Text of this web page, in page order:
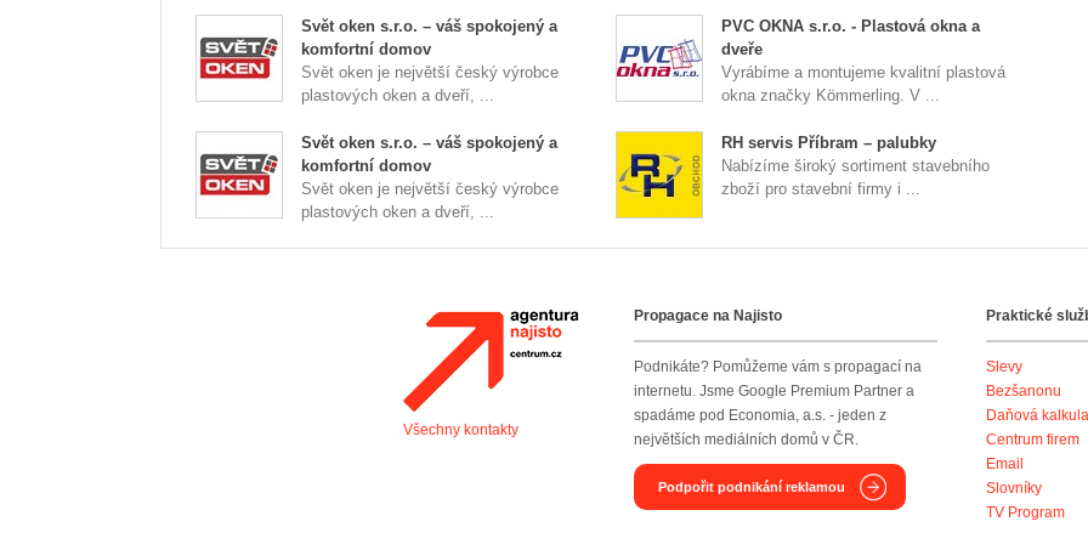
Svět oken s.r.o. – váš spokojený a
komfortní domov
Svět oken je největší český výrobce
plastových oken a dveří, ...
PVC OKNA s.r.o. - Plastová okna a
dveře
Vyrábíme a montujeme kvalitní plastová
okna značky Kömmerling. V ...
Svět oken s.r.o. – váš spokojený a
komfortní domov
Svět oken je největší český výrobce
plastových oken a dveří, ...
RH servis Příbram – palubky
Nabízíme široký sortiment stavebního
zboží pro stavební firmy i ...
Agentura Najisto
Všechny kontakty
Propagace na Najisto
Podnikáte? Pomůžeme vám s propagací na
internetu. Jsme Google Premium Partner a
spadáme pod Economia, a.s. - jeden z
největších mediálních domů v ČR.
Podpořit podnikání reklamou
Praktické
Slevy
Bezšanonu
Daňová
Centrum firem
Email
Slovníky
TV Program